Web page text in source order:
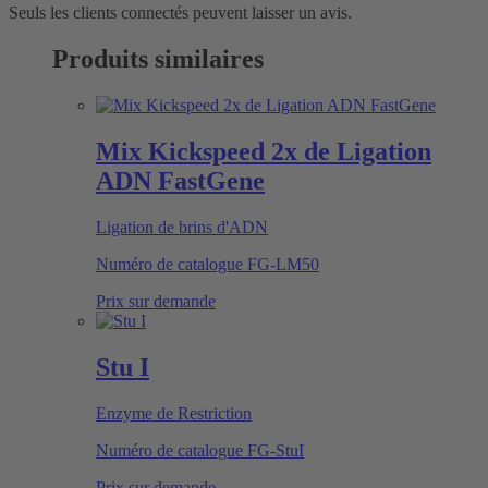
Seuls les clients connectés peuvent laisser un avis.
Produits similaires
Mix Kickspeed 2x de Ligation
ADN FastGene
Ligation de brins d'ADN
Numéro de catalogue FG-LM50
Prix sur demande
Stu I
Enzyme de Restriction
Numéro de catalogue FG-StuI